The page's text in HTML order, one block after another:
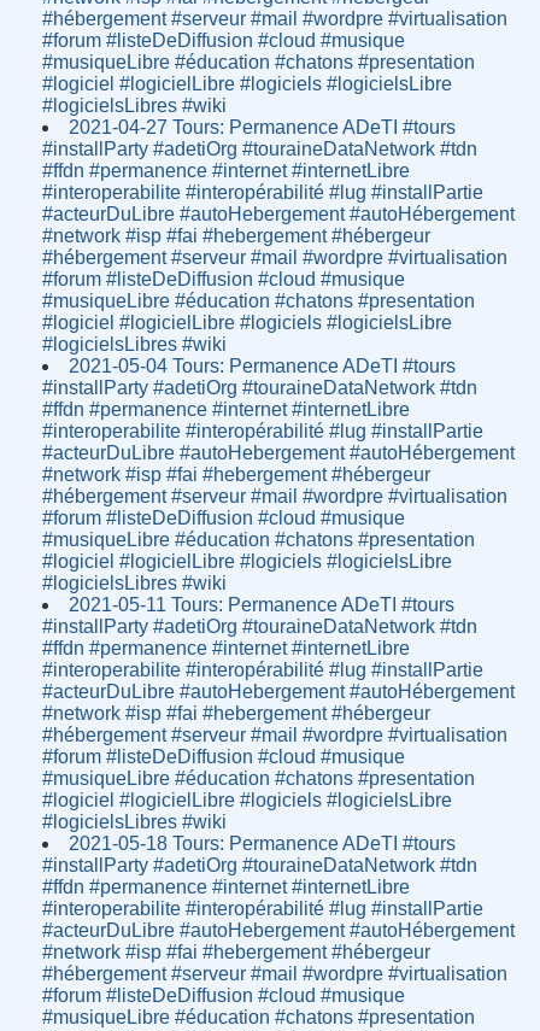
#hébergement #serveur #mail #wordpre #virtualisation
#forum #listeDeDiffusion #cloud #musique
#musiqueLibre #éducation #chatons #presentation
#logiciel #logicielLibre #logiciels #logicielsLibre
#logicielsLibres #wiki
2021-04-27 Tours: Permanence ADeTI #tours
#installParty #adetiOrg #touraineDataNetwork #tdn
#ffdn #permanence #internet #internetLibre
#interoperabilite #interopérabilité #lug #installPartie
#acteurDuLibre #autoHebergement #autoHébergement
#network #isp #fai #hebergement #hébergeur
#hébergement #serveur #mail #wordpre #virtualisation
#forum #listeDeDiffusion #cloud #musique
#musiqueLibre #éducation #chatons #presentation
#logiciel #logicielLibre #logiciels #logicielsLibre
#logicielsLibres #wiki
2021-05-04 Tours: Permanence ADeTI #tours
#installParty #adetiOrg #touraineDataNetwork #tdn
#ffdn #permanence #internet #internetLibre
#interoperabilite #interopérabilité #lug #installPartie
#acteurDuLibre #autoHebergement #autoHébergement
#network #isp #fai #hebergement #hébergeur
#hébergement #serveur #mail #wordpre #virtualisation
#forum #listeDeDiffusion #cloud #musique
#musiqueLibre #éducation #chatons #presentation
#logiciel #logicielLibre #logiciels #logicielsLibre
#logicielsLibres #wiki
2021-05-11 Tours: Permanence ADeTI #tours
#installParty #adetiOrg #touraineDataNetwork #tdn
#ffdn #permanence #internet #internetLibre
#interoperabilite #interopérabilité #lug #installPartie
#acteurDuLibre #autoHebergement #autoHébergement
#network #isp #fai #hebergement #hébergeur
#hébergement #serveur #mail #wordpre #virtualisation
#forum #listeDeDiffusion #cloud #musique
#musiqueLibre #éducation #chatons #presentation
#logiciel #logicielLibre #logiciels #logicielsLibre
#logicielsLibres #wiki
2021-05-18 Tours: Permanence ADeTI #tours
#installParty #adetiOrg #touraineDataNetwork #tdn
#ffdn #permanence #internet #internetLibre
#interoperabilite #interopérabilité #lug #installPartie
#acteurDuLibre #autoHebergement #autoHébergement
#network #isp #fai #hebergement #hébergeur
#hébergement #serveur #mail #wordpre #virtualisation
#forum #listeDeDiffusion #cloud #musique
#musiqueLibre #éducation #chatons #presentation